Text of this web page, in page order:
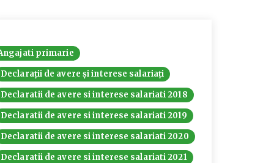
primarie
Declarații de avere și interese salariați
Declaratii de avere si interese salariati 2018
Declaratii de avere si interese salariati 2019
Declaratii de avere si interese salariati 2020
Declaratii de avere si interese salariati 2021